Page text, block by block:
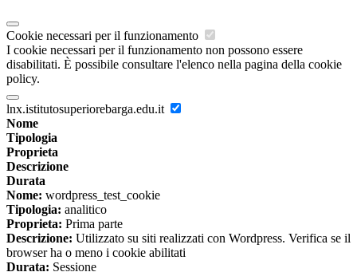
Cookie necessari per il funzionamento
I cookie necessari per il funzionamento non possono essere
disabilitati. È possibile consultare l'elenco nella pagina della cookie
policy.
lnx.istitutosuperiorebarga.edu.it
Nome
Tipologia
Proprieta
Descrizione
Durata
Nome: wordpress_test_cookie
Tipologia: analitico
Proprieta: Prima parte
Descrizione: Utilizzato su siti realizzati con Wordpress. Verifica se il
browser ha o meno i cookie abilitati
Durata: Sessione